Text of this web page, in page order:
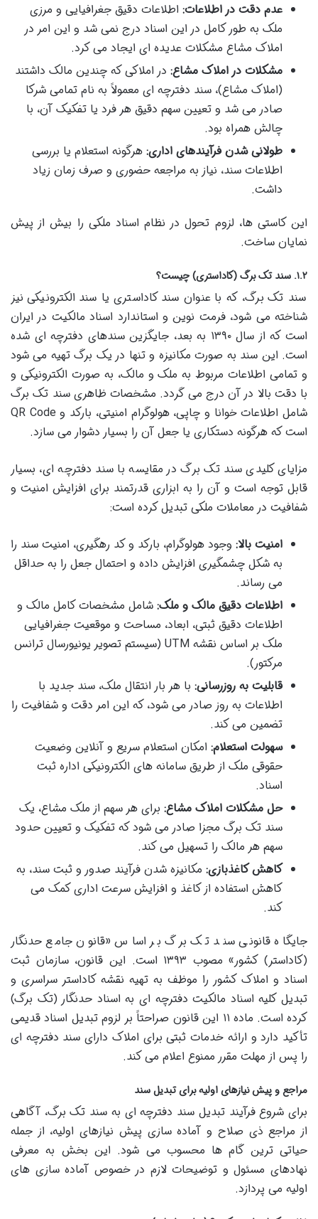
عدم دقت در اطلاعات: اطلاعات دقیق جغرافیایی و مرزی
ملک به طور کامل در این اسناد درج نمی شد و این امر در
املاک مشاع مشکلات عدیده ای ایجاد می کرد.
مشکلات در املاک مشاع: در املاکی که چندین مالک داشتند
(املاک مشاع)، سند دفترچه ای معمولاً به نام تمامی شرکا
صادر می شد و تعیین سهم دقیق هر فرد یا تفکیک آن، با
چالش همراه بود.
طولانی شدن فرآیندهای اداری: هرگونه استعلام یا بررسی
اطلاعات سند، نیاز به مراجعه حضوری و صرف زمان زیاد
داشت.
این کاستی ها، لزوم تحول در نظام اسناد ملکی را بیش از پیش
نمایان ساخت.
۱.۲. سند تک برگ (کاداستری) چیست؟
سند تک برگ، که با عنوان سند کاداستری یا سند الکترونیکی نیز
شناخته می شود، فرمت نوین و استاندارد اسناد مالکیت در ایران
است که از سال ۱۳۹۰ به بعد، جایگزین سندهای دفترچه ای شده
است. این سند به صورت مکانیزه و تنها در یک برگ تهیه می شود
و تمامی اطلاعات مربوط به ملک و مالک، به صورت الکترونیکی و
با دقت بالا در آن درج می گردد. مشخصات ظاهری سند تک برگ
شامل اطلاعات خوانا و چاپی، هولوگرام امنیتی، بارکد و QR Code
است که هرگونه دستکاری یا جعل آن را بسیار دشوار می سازد.
مزایای کلیدی سند تک برگ در مقایسه با سند دفترچه ای، بسیار
قابل توجه است و آن را به ابزاری قدرتمند برای افزایش امنیت و
شفافیت در معاملات ملکی تبدیل کرده است:
امنیت بالا: وجود هولوگرام، بارکد و کد رهگیری، امنیت سند را
به شکل چشمگیری افزایش داده و احتمال جعل را به حداقل
می رساند.
اطلاعات دقیق مالک و ملک: شامل مشخصات کامل مالک و
اطلاعات دقیق ثبتی، ابعاد، مساحت و موقعیت جغرافیایی
ملک بر اساس نقشه UTM (سیستم تصویر یونیورسال ترانس
مرکتور).
قابلیت به روزرسانی: با هر بار انتقال ملک، سند جدید با
اطلاعات به روز صادر می شود، که این امر دقت و شفافیت را
تضمین می کند.
سهولت استعلام: امکان استعلام سریع و آنلاین وضعیت
حقوقی ملک از طریق سامانه های الکترونیکی اداره ثبت
اسناد.
حل مشکلات املاک مشاع: برای هر سهم از ملک مشاع، یک
سند تک برگ مجزا صادر می شود که تفکیک و تعیین حدود
سهم هر مالک را تسهیل می کند.
کاهش کاغذبازی: مکانیزه شدن فرآیند صدور و ثبت سند، به
کاهش استفاده از کاغذ و افزایش سرعت اداری کمک می
کند.
جایگاه قانونی سند تک برگ بر اساس «قانون جامع حدنگار
(کاداستر) کشور» مصوب ۱۳۹۳ است. این قانون، سازمان ثبت
اسناد و املاک کشور را موظف به تهیه نقشه کاداستر سراسری و
تبدیل کلیه اسناد مالکیت دفترچه ای به اسناد حدنگار (تک برگ)
کرده است. ماده ۱۱ این قانون صراحتاً بر لزوم تبدیل اسناد قدیمی
تأکید دارد و ارائه خدمات ثبتی برای املاک دارای سند دفترچه ای
را پس از مهلت مقرر ممنوع اعلام می کند.
مراجع و پیش نیازهای اولیه برای تبدیل سند
برای شروع فرآیند تبدیل سند دفترچه ای به سند تک برگ، آگاهی
از مراجع ذی صلاح و آماده سازی پیش نیازهای اولیه، از جمله
حیاتی ترین گام ها محسوب می شود. این بخش به معرفی
نهادهای مسئول و توضیحات لازم در خصوص آماده سازی های
اولیه می پردازد.